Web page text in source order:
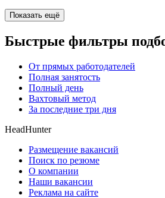
Показать ещё
Быстрые фильтры
От прямых работодателей
Полная занятость
Полный день
Вахтовый метод
За последние три дня
HeadHunter
Размещение вакансий
Поиск по резюме
О компании
Наши вакансии
Реклама на сайте